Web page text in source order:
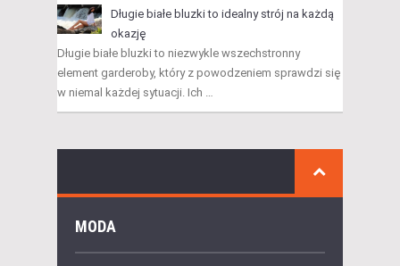
Długie białe bluzki to idealny strój na każdą
okazję
Długie białe bluzki to niezwykle wszechstronny
element garderoby, który z powodzeniem sprawdzi się
w niemal każdej sytuacji. Ich …
MODA